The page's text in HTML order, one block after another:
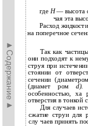
►Содержание►
где Н— высота
чая эта
Расход
на поперечное
Так как
они подходят к
струя при
стоянии от
сечении
(диамет­ ромd).
особенностью, ха­
отверстия в тонкой
Для случаев
сжатие струи для
слу­ чаев принять